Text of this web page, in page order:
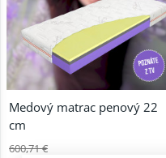
Medový matrac penový 22
cm
600,71 €